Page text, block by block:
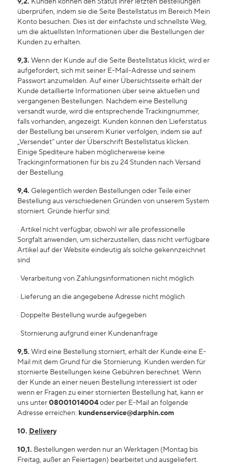
überprüfen, indem sie die Seite Bestellstatus im Bereich Mein
Konto besuchen. Dies ist der einfachste und schnellste Weg,
um die aktuellsten Informationen über die Bestellungen der
Kunden zu erhalten.
9,3. Wenn der Kunde auf die Seite Bestellstatus klickt, wird er
aufgefordert, sich mit seiner E-Mail-Adresse und seinem
Passwort anzumelden. Auf einer Übersichtsseite erhält der
Kunde detaillierte Informationen über seine aktuellen und
vergangenen Bestellungen. Nachdem eine Bestellung
versandt wurde, wird die entsprechende Trackingnummer,
falls vorhanden, angezeigt. Kunden können den Lieferstatus
der Bestellung bei unserem Kurier verfolgen, indem sie auf
„Versendet” unter der Überschrift Bestellstatus klicken.
Einige Spediteure haben möglicherweise keine
Trackinginformationen für bis zu 24 Stunden nach Versand
der Bestellung.
9,4. Gelegentlich werden Bestellungen oder Teile einer
Bestellung aus verschiedenen Gründen von unserem System
storniert. Gründe hierfür sind:
· Artikel nicht verfügbar, obwohl wir alle professionelle
Sorgfalt anwenden, um sicherzustellen, dass nicht verfügbare
Artikel auf der Website eindeutig als solche gekennzeichnet
sind
· Verarbeitung von Zahlungsinformationen nicht möglich
· Lieferung an die angegebene Adresse nicht möglich
· Doppelte Bestellung wurde aufgegeben
· Stornierung aufgrund einer Kundenanfrage
9,5. Wird eine Bestellung storniert, erhält der Kunde eine E-
Mail mit dem Grund für die Stornierung. Kunden werden für
stornierte Bestellungen keine Gebühren berechnet. Wenn
der Kunde an einer neuen Bestellung interessiert ist oder
wenn er Fragen zu einer stornierten Bestellung hat, kann er
uns unter08001014004oder per E-Mail an folgende
Adresse erreichen: kundenservice@darphin.com
10. Delivery
10,1. Bestellungen werden nur an Werktagen (Montag bis
Freitag, außer an Feiertagen) bearbeitet und ausgeliefert.